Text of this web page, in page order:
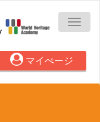
マイぺージ